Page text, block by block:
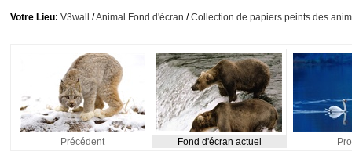
Votre Lieu: V3wall /Animal Fond d'écran /Collection de papiers peints des
Précédent Fond d'écran actuel